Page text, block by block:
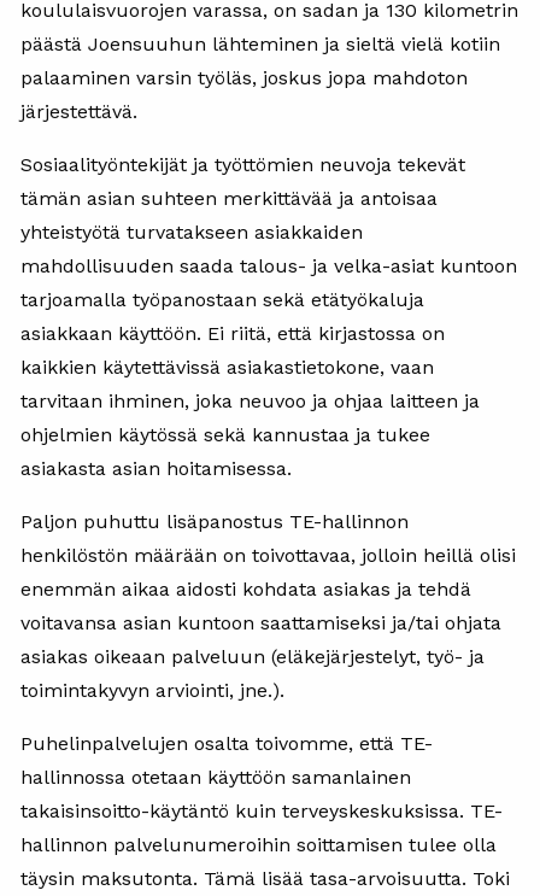
koululaisvuorojen varassa, on sadan ja 130 kilometrin
päästä Joensuuhun lähteminen ja sieltä vielä kotiin
palaaminen varsin työläs, joskus jopa mahdoton
järjestettävä.
Sosiaalityöntekijät ja työttömien neuvoja tekevät
tämän asian suhteen merkittävää ja antoisaa
yhteistyötä turvatakseen asiakkaiden
mahdollisuuden saada talous- ja velka-asiat kuntoon
tarjoamalla työpanostaan sekä etätyökaluja
asiakkaan käyttöön. Ei riitä, että kirjastossa on
kaikkien käytettävissä asiakastietokone, vaan
tarvitaan ihminen, joka neuvoo ja ohjaa laitteen ja
ohjelmien käytössä sekä kannustaa ja tukee
asiakasta asian hoitamisessa.
Paljon puhuttu lisäpanostus TE-hallinnon
henkilöstön määrään on toivottavaa, jolloin heillä olisi
enemmän aikaa aidosti kohdata asiakas ja tehdä
voitavansa asian kuntoon saattamiseksi ja/tai ohjata
asiakas oikeaan palveluun (eläkejärjestelyt, työ- ja
toimintakyvyn arviointi, jne.).
Puhelinpalvelujen osalta toivomme, että TE-
hallinnossa otetaan käyttöön samanlainen
takaisinsoitto-käytäntö kuin terveyskeskuksissa. TE-
hallinnon palvelunumeroihin soittamisen tulee olla
täysin maksutonta. Tämä lisää tasa-arvoisuutta. Toki